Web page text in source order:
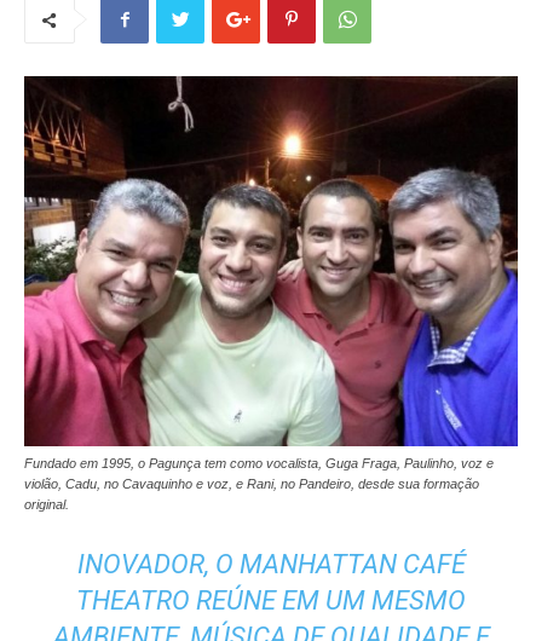
Fundado em 1995, o Pagunça tem como vocalista, Guga Fraga, Paulinho, voz e
violão, Cadu, no Cavaquinho e voz, e Rani, no Pandeiro, desde sua formação
original.
INOVADOR, O MANHATTAN CAFÉ
THEATRO REÚNE EM UM MESMO